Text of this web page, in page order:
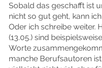
Sobald das geschafft ist
nicht so gut geht, kann
Oder ich schreibe weiter.
(13.05.) sind
Worte
manche Berufsautoren